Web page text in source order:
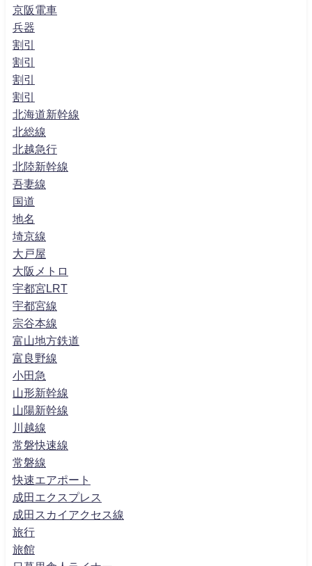
京阪電車
兵器
割引
割引
割引
割引
北海道新幹線
北総線
北越急行
北陸新幹線
吾妻線
国道
地名
埼京線
大戸屋
大阪メトロ
宇都宮LRT
宇都宮線
宗谷本線
富山地方鉄道
富良野線
小田急
山形新幹線
山陽新幹線
川越線
常磐快速線
常磐線
快速エアポート
成田エクスプレス
成田スカイアクセス線
旅行
旅館